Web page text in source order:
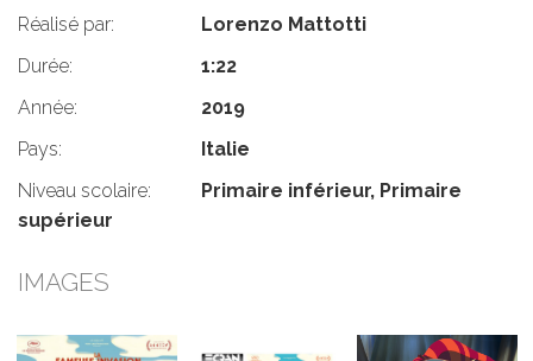
Réalisé par:
Lorenzo Mattotti
Durée:
1:22
Année:
2019
Pays:
Italie
Niveau scolaire:
Primaire inférieur, Primaire
supérieur
IMAGES